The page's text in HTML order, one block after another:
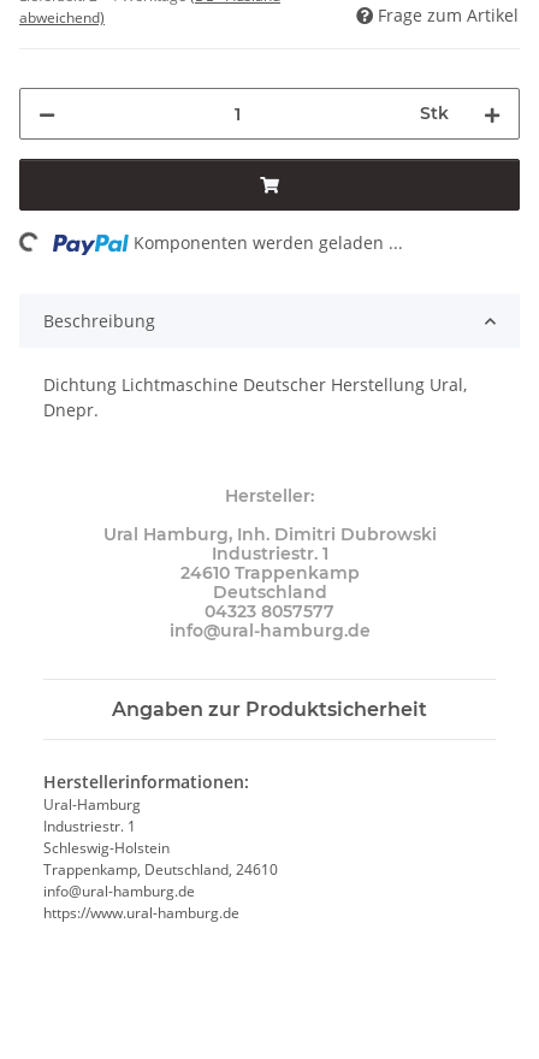
abweichend)
Frage zum Artikel
Stk
Komponenten werden geladen ...
Beschreibung
Dichtung Lichtmaschine Deutscher Herstellung Ural,
Dnepr.
Hersteller:
Ural Hamburg, Inh. Dimitri Dubrowski
Industriestr. 1
24610 Trappenkamp
Deutschland
04323 8057577
info@ural-hamburg.de
Angaben zur Produktsicherheit
Herstellerinformationen:
Ural-Hamburg
Industriestr. 1
Schleswig-Holstein
Trappenkamp, Deutschland, 24610
info@ural-hamburg.de
https://www.ural-hamburg.de